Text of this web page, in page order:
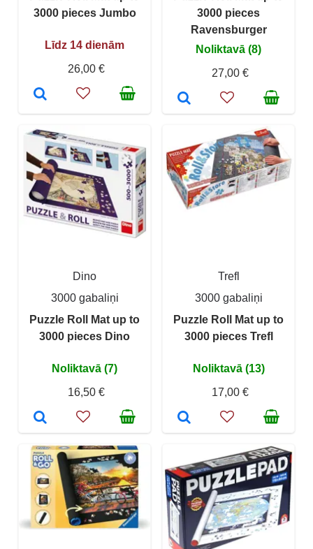
3000 pieces Jumbo
Līdz 14 dienām
26,00 €
3000 pieces
Ravensburger
Noliktavā (8)
27,00 €
Dino
3000 gabaliņi
Puzzle Roll Mat up to
3000 pieces Dino
Noliktavā (7)
16,50 €
Trefl
3000 gabaliņi
Puzzle Roll Mat up to
3000 pieces Trefl
Noliktavā (13)
17,00 €